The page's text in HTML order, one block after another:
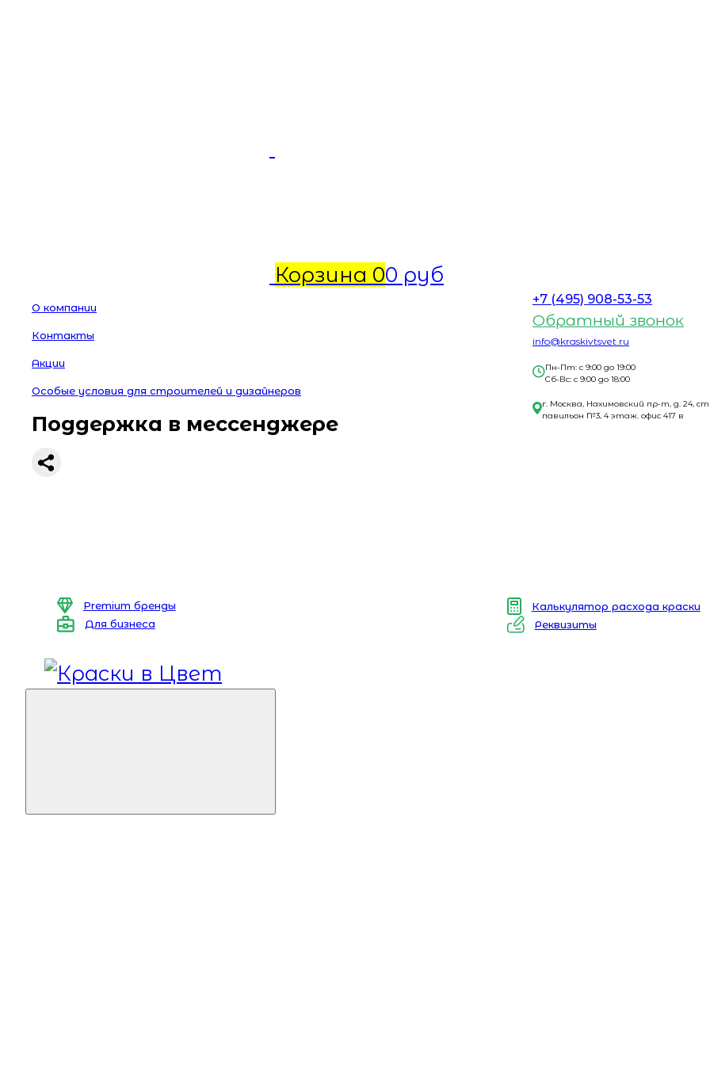
Корзина 00 руб
О компании
Контакты
Акции
Особые условия для строителей и дизайнеров
Поддержка в мессенджере
+7 (495) 908-53-53
Обратный звонок
info@kraskivtsvet.ru
Пн-Пт: с 9:00 до 19:00
Сб-Вс: с 9:00 до 18:00
г. Москва, Нахимовский пр-т, д. 24,
павильон №3, 4 этаж. офис 417 в
Premium бренды
Калькулятор расхода краски
Для бизнеса
Реквизиты